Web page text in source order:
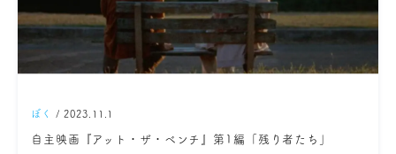
ぼく / 2023.11.1
自主映画『アット・ザ・ベンチ』第1編「残り者たち」